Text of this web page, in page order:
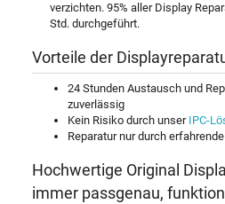
verzichten. 95% aller Display
Std. durchgeführt.
Vorteile der
24 Stunden Austausch und
zuverlässig
Kein Risiko durch unser IPC-
Reparatur nur durch
Hochwertige Original
immer passgenau,